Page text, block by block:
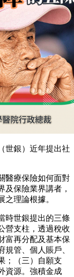
世銀）近年提出社
醫療保險如何面對
及保險業界講者，
理論根據。
時世銀提出的三條
營支柱，透過稅收
富再分配及基本保
管、個人賬戶、
；（三）自願支
資源。強積金成